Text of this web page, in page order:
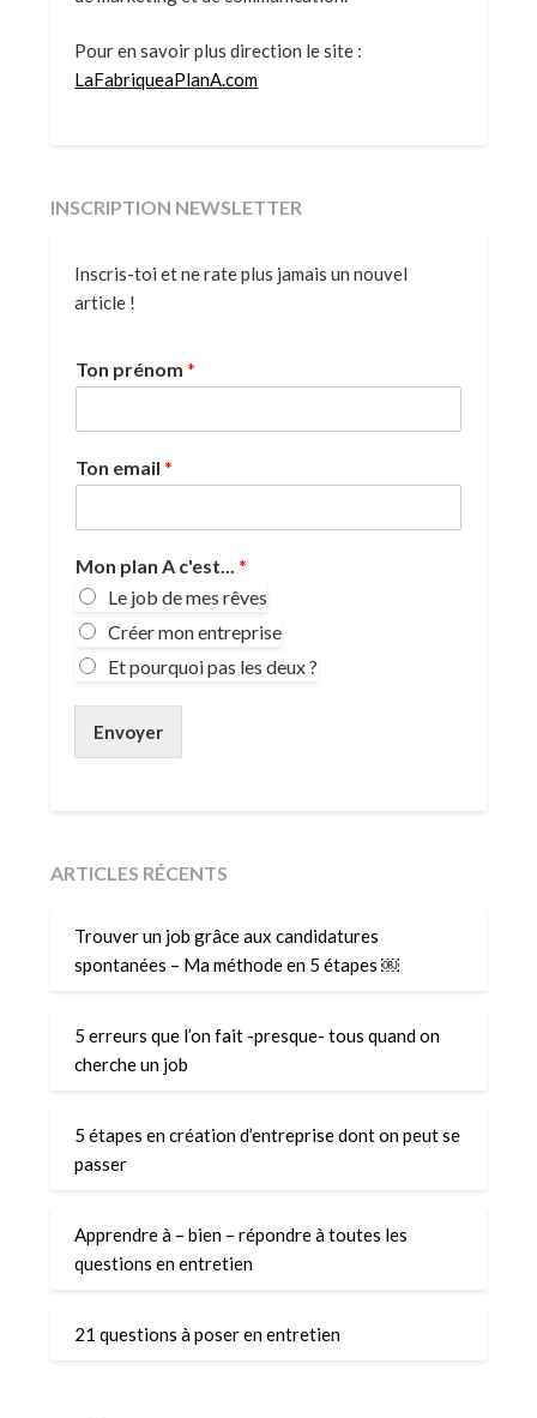
Pour en savoir plus direction le site :
LaFabriqueaPlanA.com
INSCRIPTION NEWSLETTER
Inscris-toi et ne rate plus jamais un nouvel
article !
Ton prénom*
Ton email*
Mon plan A c'est...*
Le job de mes rêves
Créer mon entreprise
Et pourquoi pas les deux ?
Envoyer
ARTICLES RÉCENTS
Trouver un job grâce aux candidatures
spontanées – Ma méthode en 5 étapes ￼
5 erreurs que l’on fait -presque- tous quand on
cherche un job
5 étapes en création d’entreprise dont on peut se
passer
Apprendre à – bien – répondre à toutes les
questions en entretien
21 questions à poser en entretien